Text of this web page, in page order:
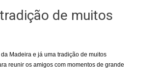
de muitos
Madeira e já uma tradição de muitos
reunir os amigos com momentos de grande